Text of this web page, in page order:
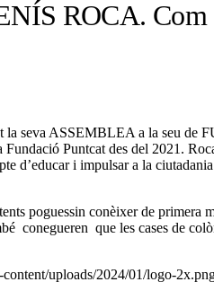
ROCA. Com
ASSEMBLEA a la seu de
Puntcat des del 2021.
i impulsar a la
poguessin conèixer de primera
conegueren que les cases de
uploads/2024/01/logo-